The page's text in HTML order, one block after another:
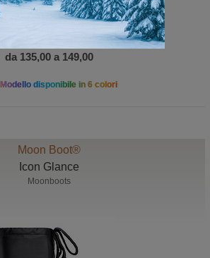
da 135,00 a 149,00
Modello disponibile in 6 colori
Moon Boot®
Icon Glance
Moonboots